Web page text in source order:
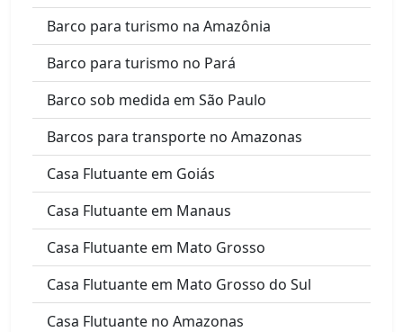
Barco para turismo na Amazônia
Barco para turismo no Pará
Barco sob medida em São Paulo
Barcos para transporte no Amazonas
Casa Flutuante em Goiás
Casa Flutuante em Manaus
Casa Flutuante em Mato Grosso
Casa Flutuante em Mato Grosso do Sul
Casa Flutuante no Amazonas